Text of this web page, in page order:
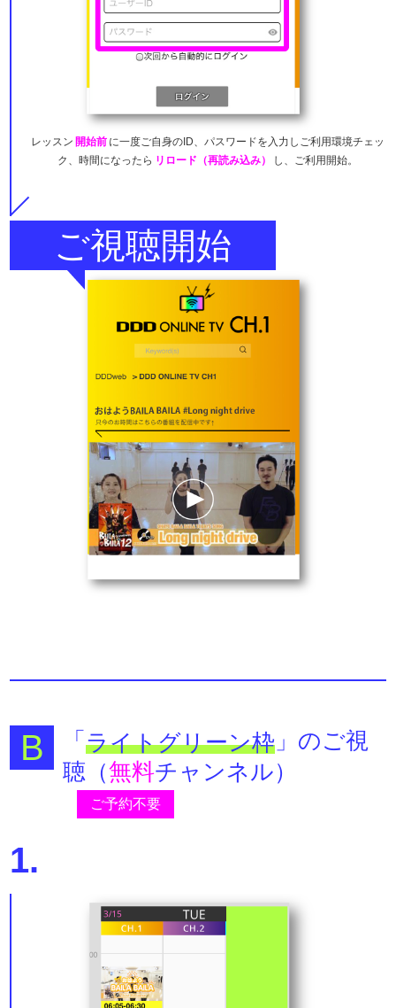
レッスン 開始前 に一度ご自身の ID、パスワードを入力しご利用環境チェッ
ク、 時間になったら リロード（再読み込み） し、 ご利用開始。
​ご視聴開始
「ライトグリーン枠 」のご視
聴（無料チャンネル）
ご予約不要
1.